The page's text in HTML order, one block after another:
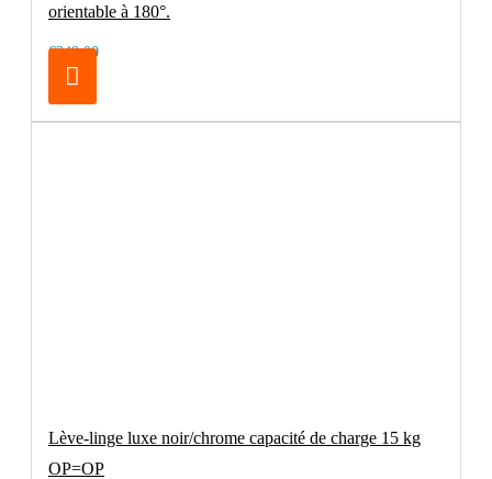
orientable à 180°.
€249.00
Lève-linge luxe noir/chrome capacité de charge 15 kg
OP=OP